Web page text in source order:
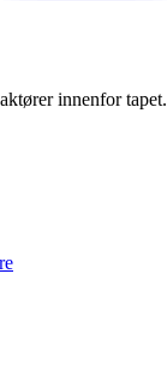
innenfor tapet.